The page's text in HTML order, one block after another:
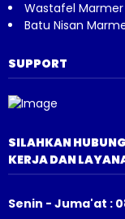
Wastafel
Batu Nisan
SUPPORT
SILAHKAN
KERJA DAN
Senin - Juma'at :